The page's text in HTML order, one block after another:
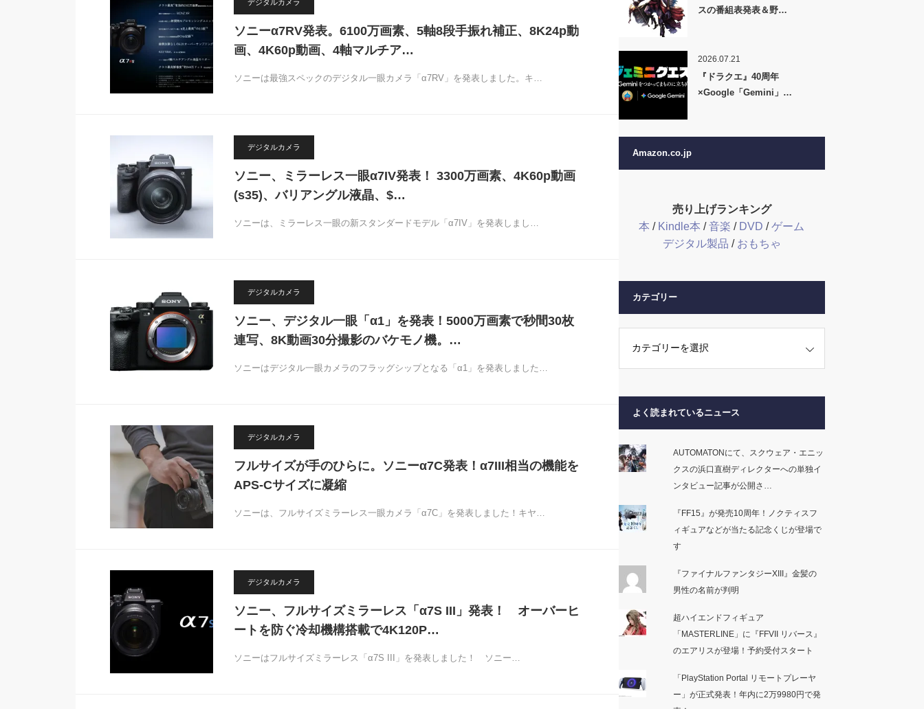
デジタルカメラ
ソニーα7RV発表。6100万画素、5軸8段手振れ補正、8K24p動
画、4K60p動画、4軸マルチア…
ソニーは最強スペックのデジタル一眼カメラ「α7RV」を発表しました。キ…
デジタルカメラ
ソニー、ミラーレス一眼α7IV発表！ 3300万画素、4K60p動画
(s35)、バリアングル液晶、$…
ソニーは、ミラーレス一眼の新スタンダードモデル「α7IV」を発表しまし…
デジタルカメラ
ソニー、デジタル一眼「α1」を発表！5000万画素で秒間30枚
連写、8K動画30分撮影のバケモノ機。…
ソニーはデジタル一眼カメラのフラッグシップとなる「α1」を発表しました…
デジタルカメラ
フルサイズが手のひらに。ソニーα7C発表！α7III相当の機能を
APS-Cサイズに凝縮
ソニーは、フルサイズミラーレス一眼カメラ「α7C」を発表しました！キヤ…
デジタルカメラ
ソニー、フルサイズミラーレス「α7S III」発表！ オーバーヒ
ートを防ぐ冷却機構搭載で4K120P…
ソニーはフルサイズミラーレス「α7S III」を発表しました！ ソニー…
スの番組表発表＆野…
2026.07.21
『ドラクエ』40周年
×Google「Gemini」…
Amazon.co.jp
売り上げランキング
本 / Kindle本 /音楽 / DVD /ゲーム
デジタル製品 / おもちゃ
カテゴリー
よく読まれているニュース
AUTOMATONにて、スクウェア・エニッ
クスの浜口直樹ディレクターへの単独イ
ンタビュー記事が公開さ…
『FF15』が発売10周年！ノクティスフ
ィギュアなどが当たる記念くじが登場で
す
『ファイナルファンタジーXIII』金髪の
男性の名前が判明
超ハイエンドフィギュア
「MASTERLINE」に『FFVII リバース』
のエアリスが登場！予約受付スタート
「PlayStation Portal リモートプレーヤ
ー」が正式発表！年内に2万9980円で発